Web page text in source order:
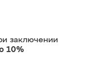
заключении
10%